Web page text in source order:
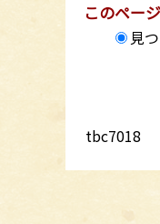
このペー
見
tbc7018